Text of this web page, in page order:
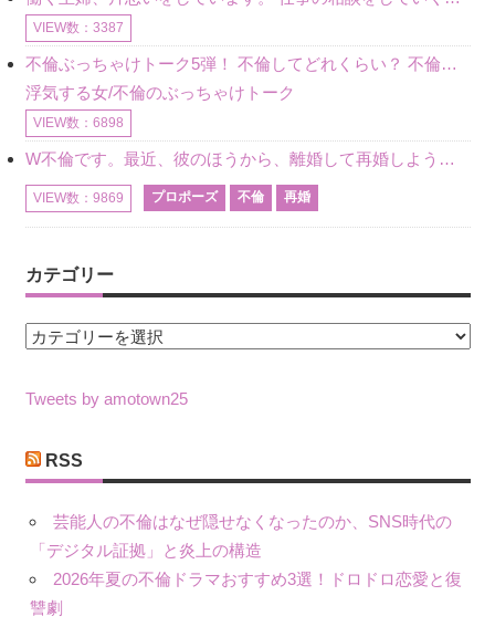
VIEW数：3387
不倫ぶっちゃけトーク5弾！ 不倫してどれくらい？ 不倫のあれこれを、なんでもどうぞ♪♪
浮気する女/不倫のぶっちゃけトーク
VIEW数：6898
W不倫です。最近、彼のほうから、離婚して再婚しよう、と言ってきました。ハッキリいうと、そこまでは考えていませんでした。彼を好きな気持ちはあるし、彼なしの生活は考えられません。だけど、離婚して再婚すると
VIEW数：9869 プロポーズ 不倫 再婚
カテゴリー
カ
ゴ
ー
Tweets by amotown25
RSS
芸能人の不倫はなぜ隠せなくなったのか、SNS時代の
「デジタル証拠」と炎上の構造
2026年夏の不倫ドラマおすすめ3選！ドロドロ恋愛と復
讐劇